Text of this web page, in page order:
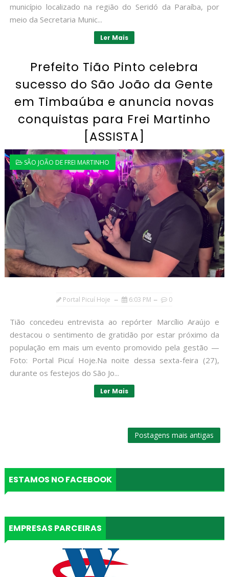
município localizado na região do Seridó da Paraíba, por
meio da Secretaria Munic...
Ler Mais
Prefeito Tião Pinto celebra
sucesso do São João da Gente
em Timbaúba e anuncia novas
conquistas para Frei Martinho
[ASSISTA]
SÃO JOÃO DE FREI MARTINHO
Portal Picuí Hoje 6:03 PM 0
Tião concedeu entrevista ao repórter Marcílio Araújo e
destacou o sentimento de gratidão por estar próximo da
população em mais um evento promovido pela gestão —
Foto: Portal Picuí Hoje.Na noite dessa sexta-feira (27),
durante os festejos do São Jo...
Ler Mais
Postagens mais antigas
ESTAMOS NO FACEBOOK
EMPRESAS PARCEIRAS